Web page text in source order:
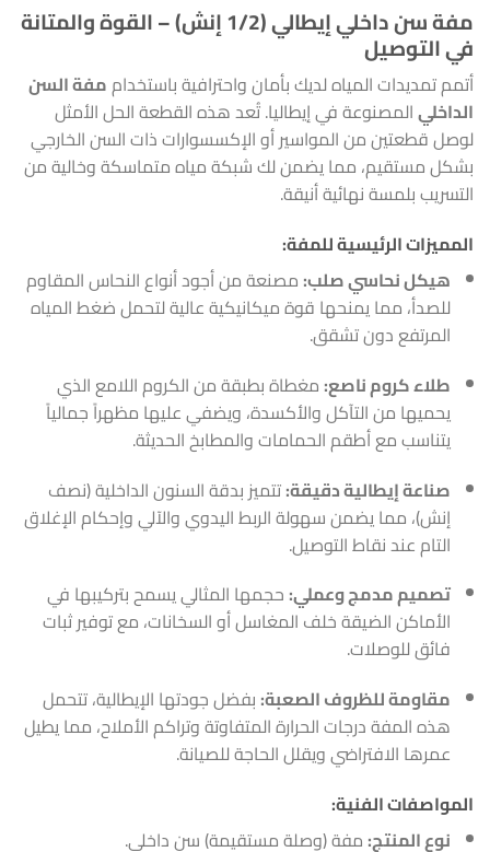
مفة سن داخلي إيطالي (1/2 إنش) – القوة والمتانة
في التوصيل
أتمم تمديدات المياه لديك بأمان واحترافية باستخداممفة السن
الداخليالمصنوعة في إيطاليا. تُعد هذه القطعة الحل الأمثل
لوصل قطعتين من المواسير أو الإكسسوارات ذات السن الخارجي
بشكل مستقيم، مما يضمن لك شبكة مياه متماسكة وخالية من
التسريب بلمسة نهائية أنيقة.
المميزات الرئيسية للمفة:
هيكل نحاسي صلب: مصنعة من أجود أنواع النحاس المقاوم
للصدأ، مما يمنحها قوة ميكانيكية عالية لتحمل ضغط المياه
المرتفع دون تشقق.
طلاء كروم ناصع: مغطاة بطبقة من الكروم اللامع الذي
يحميها من التآكل والأكسدة، ويضفي عليها مظهراً جمالياً
يتناسب مع أطقم الحمامات والمطابخ الحديثة.
صناعة إيطالية دقيقة:تتميز بدقة السنون الداخلية (نصف
إنش)، مما يضمن سهولة الربط اليدوي والآلي وإحكام الإغلاق
التام عند نقاط التوصيل.
تصميم مدمج وعملي: حجمها المثالي يسمح بتركيبها في
الأماكن الضيقة خلف المغاسل أو السخانات، مع توفير ثبات
فائق للوصلات.
مقاومة للظروف الصعبة: بفضل جودتها الإيطالية، تتحمل
هذه المفة درجات الحرارة المتفاوتة وتراكم الأملاح، مما يطيل
عمرها الافتراضي ويقلل الحاجة للصيانة.
المواصفات الفنية:
نوع المنتج: مفة (وصلة مستقيمة) سن داخلي.